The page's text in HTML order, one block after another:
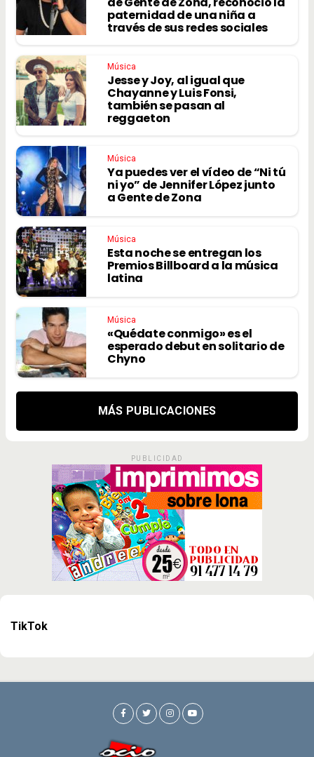
paternidad de una niña a
través de sus redes sociales
Música
Jesse y Joy, al igual que
Chayanne y Luis Fonsi,
también se pasan al
reggaeton
Música
Ya puedes ver el vídeo de “Ni tú
ni yo” de Jennifer López junto
a Gente de Zona
Música
Esta noche se entregan los
Premios Billboard a la música
latina
Música
«Quédate conmigo» es el
esperado debut en solitario de
Chyno
MÁS PUBLICACIONES
PUBLICIDAD
TikTok